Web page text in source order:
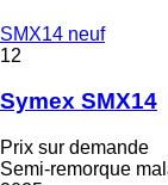
SMX14 neuf
12
Symex SMX14
Prix sur demande
Semi-remorque